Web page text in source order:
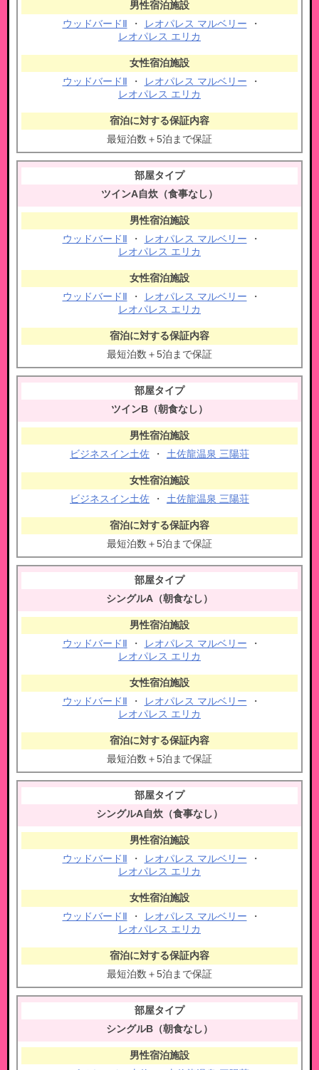
ウッドバードⅡ ・ レオパレス マルベリー
・
レオパレス エリカ
ウッドバードⅡ ・ レオパレス マルベリー
・
レオパレス エリカ
最短泊数＋5泊まで保証
ツインA自炊（食事なし）
ウッドバードⅡ ・ レオパレス マルベリー
・
レオパレス エリカ
ウッドバードⅡ ・ レオパレス マルベリー
・
レオパレス エリカ
最短泊数＋5泊まで保証
ツインB（朝食なし）
ビジネスイン土佐 ・ 土佐龍温泉 三陽荘
ビジネスイン土佐 ・ 土佐龍温泉 三陽荘
最短泊数＋5泊まで保証
シングルA（朝食なし）
ウッドバードⅡ ・ レオパレス マルベリー
・
レオパレス エリカ
ウッドバードⅡ ・ レオパレス マルベリー
・
レオパレス エリカ
最短泊数＋5泊まで保証
シングルA自炊（食事なし）
ウッドバードⅡ ・ レオパレス マルベリー
・
レオパレス エリカ
ウッドバードⅡ ・ レオパレス マルベリー
・
レオパレス エリカ
最短泊数＋5泊まで保証
シングルB（朝食なし）